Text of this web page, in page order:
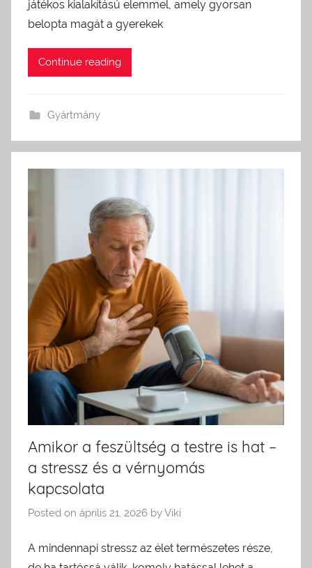
játékos kialakítású elemmel, amely gyorsan
belopta magát a gyerekek
Continue reading
Gyártmány
Amikor a feszültség a testre is hat –
a stressz és a vérnyomás
kapcsolata
Posted on április 21, 2026 byViki
A mindennapi stressz az élet természetes része,